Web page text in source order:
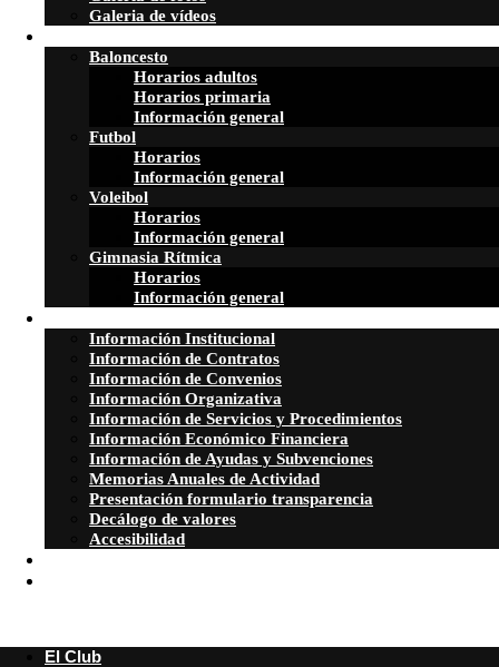
Galeria de vídeos
Baloncesto
Horarios adultos
Horarios primaria
Información general
Futbol
Horarios
Información general
Voleibol
Horarios
Información general
Gimnasia Rítmica
Horarios
Información general
Información Institucional
Información de Contratos
Información de Convenios
Información Organizativa
Información de Servicios y Procedimientos
Información Económico Financiera
Información de Ayudas y Subvenciones
Memorias Anuales de Actividad
Presentación formulario transparencia
Decálogo de valores
Accesibilidad
El Club